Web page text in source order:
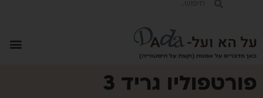
פורטפוליו גריד 3